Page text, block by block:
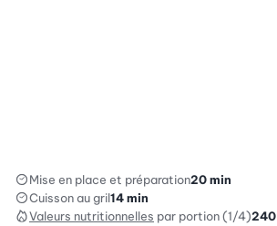
Mise en place et préparation20 min
Cuisson au gril14 min
Valeurs nutritionnelles par portion (1/4)240